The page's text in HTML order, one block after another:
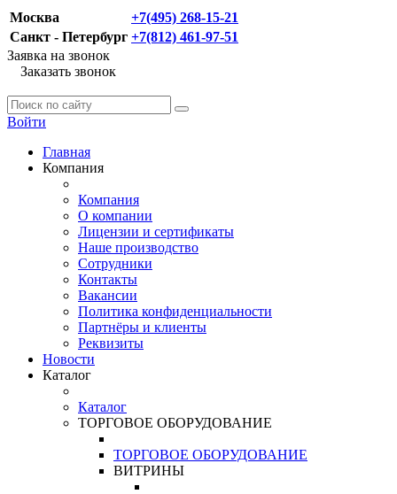
Москва
+7(495) 268-15-21
Санкт - Петербург +7(812) 461-97-51
Заявка на звонок
Заказать звонок
Войти
Главная
Компания
Компания
О компании
Лицензии и сертификаты
Наше производство
Сотрудники
Контакты
Вакансии
Политика конфиденциальности
Партнёры и клиенты
Реквизиты
Новости
Каталог
Каталог
ТОРГОВОЕ ОБОРУДОВАНИЕ
ТОРГОВОЕ ОБОРУДОВАНИЕ
ВИТРИНЫ